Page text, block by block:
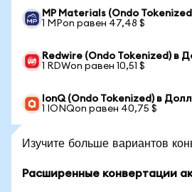
MP Materials (Ondo
1 MPon равен 47,48 $
Redwire (Ondo Tokenized) в
1 RDWon равен 10,51 $
IonQ (Ondo Tokenized) в
1 IONQon равен 40,75 $
Изучите больше вариантов
Расширенные конвертации